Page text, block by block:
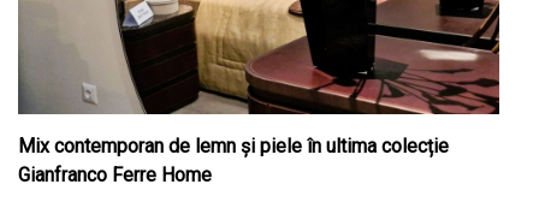
Mix contemporan de lemn şi piele în ultima colecție
Gianfranco Ferre Home